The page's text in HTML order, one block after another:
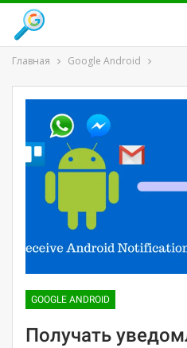
Главная Google Android
GOOGLE ANDROID
Получать